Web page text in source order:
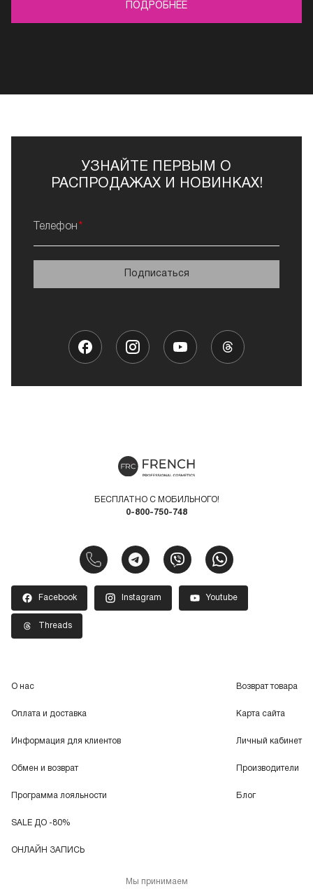
ПОДРОБНЕЕ
УЗНАЙТЕ ПЕРВЫМ О
РАСПРОДАЖАХ И НОВИНКАХ!
Телефон
Подписаться
БЕСПЛАТНО С МОБИЛЬНОГО!
0-800-750-748
Facebook Instagram Youtube
Threads
О нас
Оплата и доставка
Информация для клиентов
Обмен и возврат
Программа лояльности
SALE ДО -80%
ОНЛАЙН ЗАПИСЬ
Возврат товара
Карта сайта
Личный кабинет
Производители
Блог
Мы принимаем